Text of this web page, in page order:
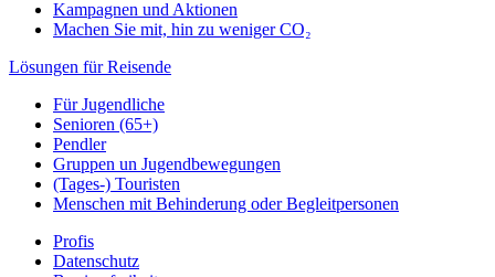
Kampagnen und Aktionen
Machen Sie mit, hin zu weniger CO₂
Lösungen für Reisende
Für Jugendliche
Senioren (65+)
Pendler
Gruppen un Jugendbewegungen
(Tages-) Touristen
Menschen mit Behinderung oder Begleitpersonen
Profis
Datenschutz